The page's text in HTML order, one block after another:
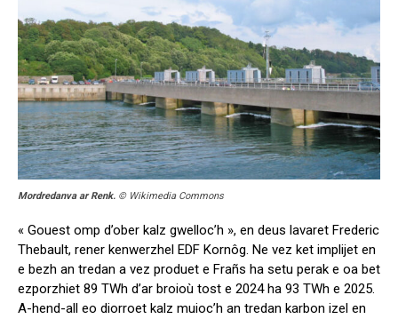
Mordredanva ar Renk. © Wikimedia Commons
« Gouest omp d’ober kalz gwelloc’h », en deus lavaret Frederic
Thebault, rener kenwerzhel EDF Kornôg. Ne vez ket implijet en
e bezh an tredan a vez produet e Frañs ha setu perak e oa bet
ezporzhiet 89 TWh d’ar broioù tost e 2024 ha 93 TWh e 2025.
A-hend-all eo diorroet kalz muioc’h an tredan karbon izel en